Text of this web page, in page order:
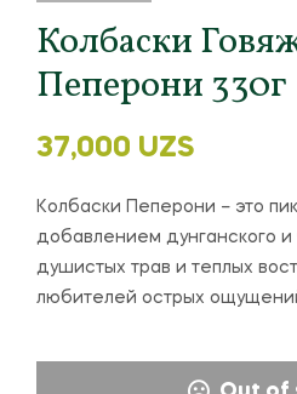
Колбаски
Пеперони 330г
37,000 UZS
Колбаски Пеперони – это
добавлением дунганского и
душистых трав и теплых
любителей острых